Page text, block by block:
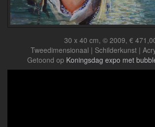
30 x 40 cm, © 2009, €
Tweedimensionaal | Schilderkunst |
Getoond op Koningsdag expo met